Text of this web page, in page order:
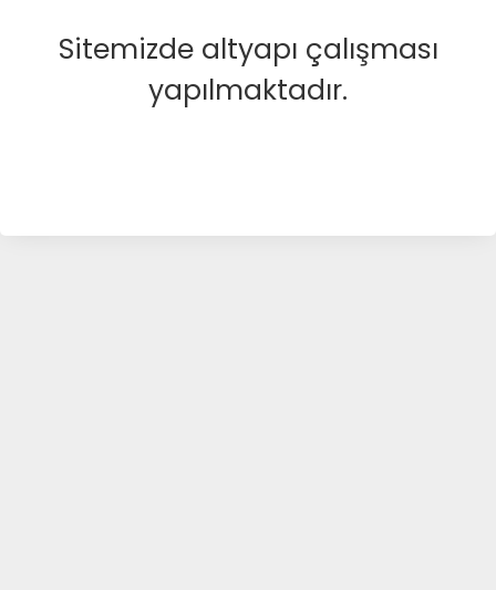
Sitemizde altyapı çalışması
yapılmaktadır.